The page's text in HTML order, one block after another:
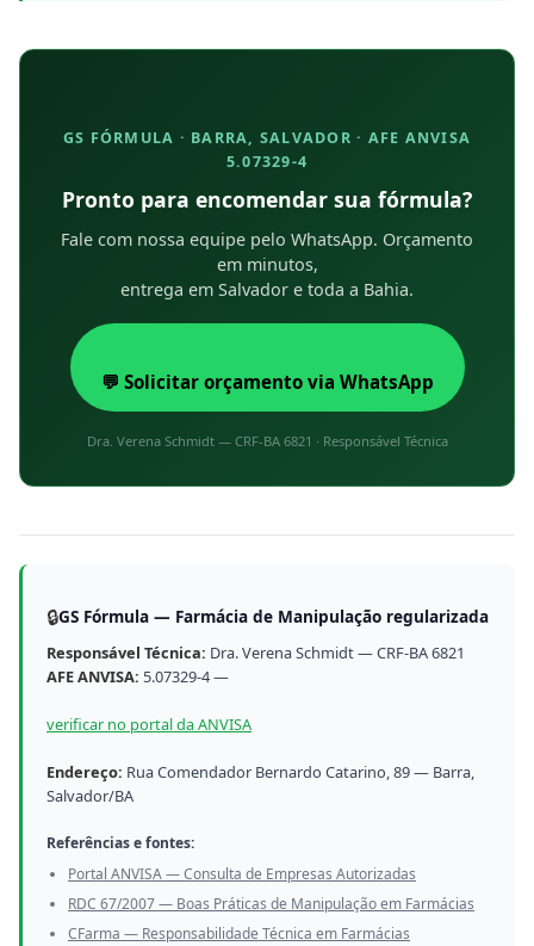
GS FÓRMULA · BARRA, SALVADOR · AFE ANVISA
5.07329-4
Pronto para encomendar sua fórmula?
Fale com nossa equipe pelo WhatsApp. Orçamento
em minutos,
entrega em Salvador e toda a Bahia.
💬 Solicitar orçamento via WhatsApp
Dra. Verena Schmidt — CRF-BA 6821 · Responsável Técnica
🔒GS Fórmula — Farmácia de Manipulação regularizada
Responsável Técnica: Dra. Verena Schmidt — CRF-BA 6821
AFE ANVISA: 5.07329-4 —
verificar no portal da ANVISA
Endereço: Rua Comendador Bernardo Catarino, 89 — Barra,
Salvador/BA
Referências e fontes:
Portal ANVISA — Consulta de Empresas Autorizadas
RDC 67/2007 — Boas Práticas de Manipulação em Farmácias
CFarma — Responsabilidade Técnica em Farmácias